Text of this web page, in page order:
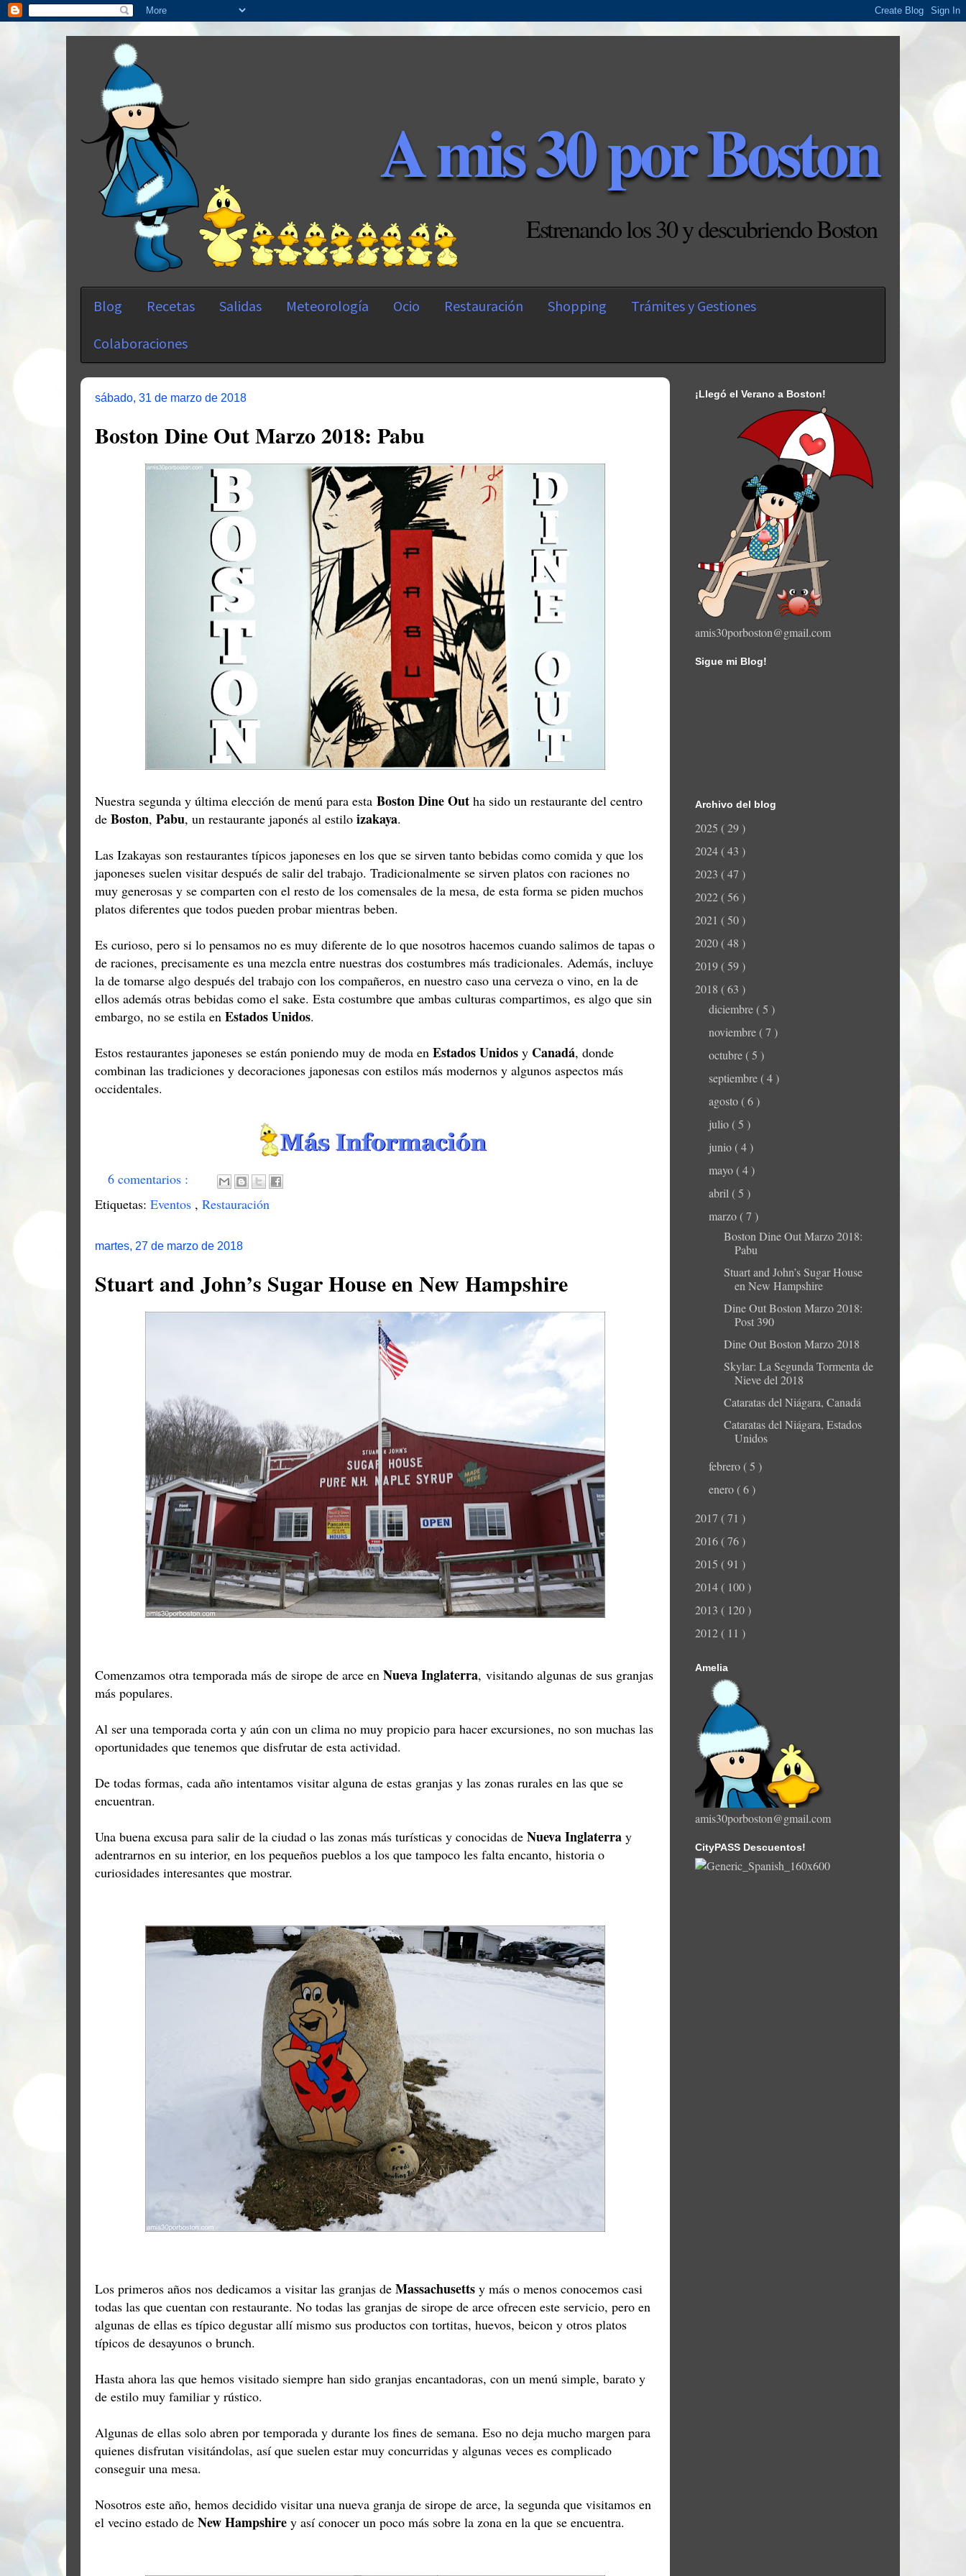
A mis 30 por Boston
Estrenando los 30 y descubriendo Boston
Blog Recetas Salidas Meteorología Ocio Restauración Shopping Trámites y Gestiones
Colaboraciones
sábado, 31 de marzo de 2018
Boston Dine Out Marzo 2018: Pabu
Nuestra segunda y última elección de menú para esta Boston Dine Out ha sido un restaurante del centro
de Boston, Pabu, un restaurante japonés al estilo izakaya.
Las Izakayas son restaurantes típicos japoneses en los que se sirven tanto bebidas como comida y que los
japoneses suelen visitar después de salir del trabajo. Tradicionalmente se sirven platos con raciones no
muy generosas y se comparten con el resto de los comensales de la mesa, de esta forma se piden muchos
platos diferentes que todos pueden probar mientras beben.
Es curioso, pero si lo pensamos no es muy diferente de lo que nosotros hacemos cuando salimos de tapas o
de raciones, precisamente es una mezcla entre nuestras dos costumbres más tradicionales. Además, incluye
la de tomarse algo después del trabajo con los compañeros, en nuestro caso una cerveza o vino, en la de
ellos además otras bebidas como el sake. Esta costumbre que ambas culturas compartimos, es algo que sin
embargo, no se estila en Estados Unidos.
Estos restaurantes japoneses se están poniendo muy de moda en Estados Unidos y Canadá, donde
combinan las tradiciones y decoraciones japonesas con estilos más modernos y algunos aspectos más
occidentales.
6 comentarios :
Etiquetas: Eventos , Restauración
martes, 27 de marzo de 2018
Stuart and John’s Sugar House en New Hampshire
Comenzamos otra temporada más de sirope de arce en Nueva Inglaterra, visitando algunas de sus granjas
más populares.
Al ser una temporada corta y aún con un clima no muy propicio para hacer excursiones, no son muchas las
oportunidades que tenemos que disfrutar de esta actividad.
De todas formas, cada año intentamos visitar alguna de estas granjas y las zonas rurales en las que se
encuentran.
Una buena excusa para salir de la ciudad o las zonas más turísticas y conocidas de Nueva Inglaterra y
adentrarnos en su interior, en los pequeños pueblos a los que tampoco les falta encanto, historia o
curiosidades interesantes que mostrar.
Los primeros años nos dedicamos a visitar las granjas de Massachusetts y más o menos conocemos casi
todas las que cuentan con restaurante. No todas las granjas de sirope de arce ofrecen este servicio, pero en
algunas de ellas es típico degustar allí mismo sus productos con tortitas, huevos, beicon y otros platos
típicos de desayunos o brunch.
Hasta ahora las que hemos visitado siempre han sido granjas encantadoras, con un menú simple, barato y
de estilo muy familiar y rústico.
Algunas de ellas solo abren por temporada y durante los fines de semana. Eso no deja mucho margen para
quienes disfrutan visitándolas, así que suelen estar muy concurridas y algunas veces es complicado
conseguir una mesa.
Nosotros este año, hemos decidido visitar una nueva granja de sirope de arce, la segunda que visitamos en
el vecino estado de New Hampshire y así conocer un poco más sobre la zona en la que se encuentra.
¡Llegó el Verano a Boston!
amis30porboston@gmail.com
Sigue mi Blog!
Archivo del blog
2025 ( 29 )
2024 ( 43 )
2023 ( 47 )
2022 ( 56 )
2021 ( 50 )
2020 ( 48 )
2019 ( 59 )
2018 ( 63 )
diciembre ( 5 )
noviembre ( 7 )
octubre ( 5 )
septiembre ( 4 )
agosto ( 6 )
julio ( 5 )
junio ( 4 )
mayo ( 4 )
abril ( 5 )
marzo ( 7 )
Boston Dine Out Marzo 2018:
Pabu
Stuart and John’s Sugar House
en New Hampshire
Dine Out Boston Marzo 2018:
Post 390
Dine Out Boston Marzo 2018
Skylar: La Segunda Tormenta de
Nieve del 2018
Cataratas del Niágara, Canadá
Cataratas del Niágara, Estados
Unidos
febrero ( 5 )
enero ( 6 )
2017 ( 71 )
2016 ( 76 )
2015 ( 91 )
2014 ( 100 )
2013 ( 120 )
2012 ( 11 )
Amelia
amis30porboston@gmail.com
CityPASS Descuentos!